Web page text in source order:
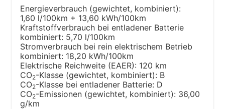
Energieverbrauch (gewichtet, kombiniert):
1,60 l/100km + 13,60 kWh/100km
Kraftstoffverbrauch bei entladener Batterie
kombiniert: 5,70 l/100km
Stromverbrauch bei rein elektrischem Betrieb
kombiniert: 18,20 kWh/100km
Elektrische Reichweite (EAER): 120 km
CO2-Klasse (gewichtet, kombiniert): B
CO2-Klasse bei entladener Batterie: D
CO2-Emissionen (gewichtet, kombiniert): 36,00
g/km